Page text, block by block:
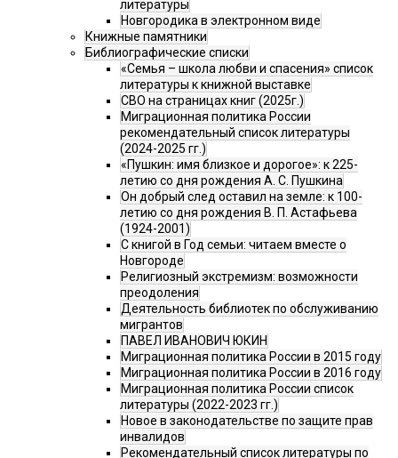
литературы
Новгородика в электронном виде
Книжные памятники
Библиографические списки
«Семья – школа любви и спасения» список
литературы к книжной выставке
СВО на страницах книг (2025г.)
Миграционная политика России
рекомендательный список литературы
(2024-2025 гг.)
«Пушкин: имя близкое и дорогое»: к 225-
летию со дня рождения А. С. Пушкина
Он добрый след оставил на земле: к 100-
летию со дня рождения В. П. Астафьева
(1924-2001)
С книгой в Год семьи: читаем вместе о
Новгороде
Религиозный экстремизм: возможности
преодоления
Деятельность библиотек по обслуживанию
мигрантов
ПАВЕЛ ИВАНОВИЧ ЮКИН
Миграционная политика России в 2015 году
Миграционная политика России в 2016 году
Миграционная политика России список
литературы (2022-2023 гг.)
Новое в законодательстве по защите прав
инвалидов
Рекомендательный список литературы по